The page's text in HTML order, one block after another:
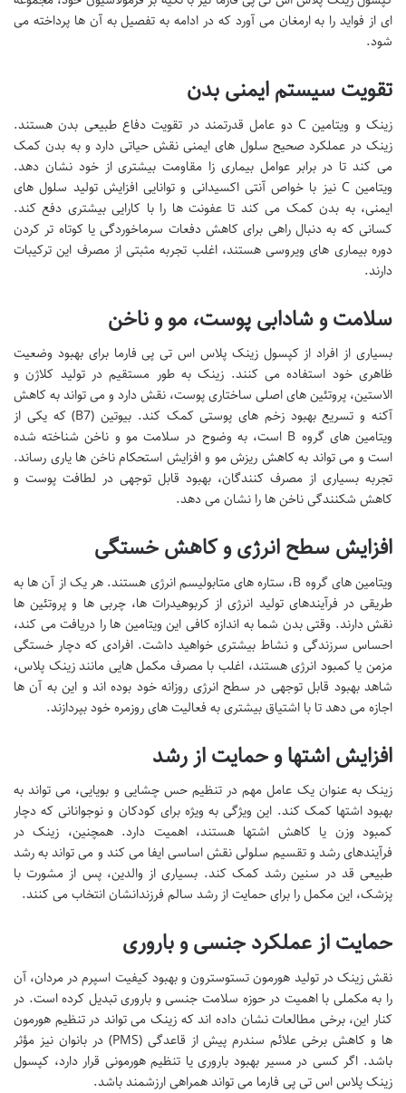
ای از فواید را به ارمغان می آورد که در ادامه به تفصیل به آن ها پرداخته می
شود.
تقویت سیستم ایمنی بدن
زینک و ویتامین C دو عامل قدرتمند در تقویت دفاع طبیعی بدن هستند.
زینک در عملکرد صحیح سلول های ایمنی نقش حیاتی دارد و به بدن کمک
می کند تا در برابر عوامل بیماری زا مقاومت بیشتری از خود نشان دهد.
ویتامین C نیز با خواص آنتی اکسیدانی و توانایی افزایش تولید سلول های
ایمنی، به بدن کمک می کند تا عفونت ها را با کارایی بیشتری دفع کند.
کسانی که به دنبال راهی برای کاهش دفعات سرماخوردگی یا کوتاه تر کردن
دوره بیماری های ویروسی هستند، اغلب تجربه مثبتی از مصرف این ترکیبات
دارند.
سلامت و شادابی پوست، مو و ناخن
بسیاری از افراد از کپسول زینک پلاس اس تی پی فارما برای بهبود وضعیت
ظاهری خود استفاده می کنند. زینک به طور مستقیم در تولید کلاژن و
الاستین، پروتئین های اصلی ساختاری پوست، نقش دارد و می تواند به کاهش
آکنه و تسریع بهبود زخم های پوستی کمک کند. بیوتین (B7) که یکی از
ویتامین های گروه B است، به وضوح در سلامت مو و ناخن شناخته شده
است و می تواند به کاهش ریزش مو و افزایش استحکام ناخن ها یاری رساند.
تجربه بسیاری از مصرف کنندگان، بهبود قابل توجهی در لطافت پوست و
کاهش شکنندگی ناخن ها را نشان می دهد.
افزایش سطح انرژی و کاهش خستگی
ویتامین های گروه B، ستاره های متابولیسم انرژی هستند. هر یک از آن ها به
طریقی در فرآیندهای تولید انرژی از کربوهیدرات ها، چربی ها و پروتئین ها
نقش دارند. وقتی بدن شما به اندازه کافی این ویتامین ها را دریافت می کند،
احساس سرزندگی و نشاط بیشتری خواهید داشت. افرادی که دچار خستگی
مزمن یا کمبود انرژی هستند، اغلب با مصرف مکمل هایی مانند زینک پلاس،
شاهد بهبود قابل توجهی در سطح انرژی روزانه خود بوده اند و این به آن ها
اجازه می دهد تا با اشتیاق بیشتری به فعالیت های روزمره خود بپردازند.
افزایش اشتها و حمایت از رشد
زینک به عنوان یک عامل مهم در تنظیم حس چشایی و بویایی، می تواند به
بهبود اشتها کمک کند. این ویژگی به ویژه برای کودکان و نوجوانانی که دچار
کمبود وزن یا کاهش اشتها هستند، اهمیت دارد. همچنین، زینک در
فرآیندهای رشد و تقسیم سلولی نقش اساسی ایفا می کند و می تواند به رشد
طبیعی قد در سنین رشد کمک کند. بسیاری از والدین، پس از مشورت با
پزشک، این مکمل را برای حمایت از رشد سالم فرزندانشان انتخاب می کنند.
حمایت از عملکرد جنسی و باروری
نقش زینک در تولید هورمون تستوسترون و بهبود کیفیت اسپرم در مردان، آن
را به مکملی با اهمیت در حوزه سلامت جنسی و باروری تبدیل کرده است. در
کنار این، برخی مطالعات نشان داده اند که زینک می تواند در تنظیم هورمون
ها و کاهش برخی علائم سندرم پیش از قاعدگی (PMS) در بانوان نیز مؤثر
باشد. اگر کسی در مسیر بهبود باروری یا تنظیم هورمونی قرار دارد، کپسول
زینک پلاس اس تی پی فارما می تواند همراهی ارزشمند باشد.